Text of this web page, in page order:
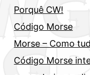
Porquê CW!
Código Morse
Morse – Como
Código Morse